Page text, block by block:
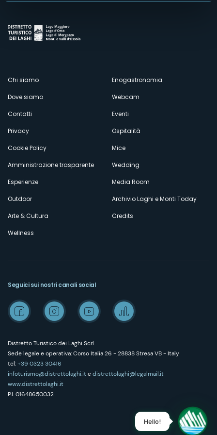
Menù
secondario
Chi siamo
Dove siamo
Contatti
Privacy
Cookie Policy
Amministrazione trasparente
Esperienze
Outdoor
Arte & Cultura
Wellness
Enogastronomia
Webcam
Eventi
Ospitalità
Mice
Wedding
Media Room
Archivio Laghi e Monti Today
Credits
Distretto Turistico dei Laghi Scrl
Sede legale e operativa: Corso Italia 26 - 28838 Stresa VB - Italy
tel:+39 0323 30416
infoturismo@distrettolaghi.itedistrettolaghi@legalmail.it
www.distrettolaghi.it
P.I. 01648650032
Seguici sui nostri canali social